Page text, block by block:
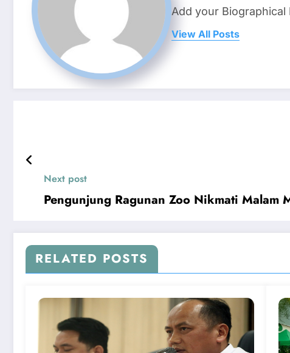
Add your Biographical
View All Posts
Next post
Pengunjung Ragunan Zoo Nikmati Malam
RELATED POSTS